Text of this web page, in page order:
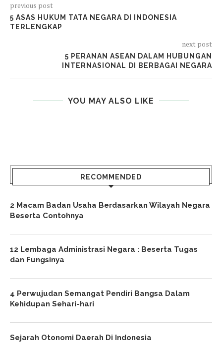
previous post
5 ASAS HUKUM TATA NEGARA DI INDONESIA
TERLENGKAP
next post
5 PERANAN ASEAN DALAM HUBUNGAN
INTERNASIONAL DI BERBAGAI NEGARA
YOU MAY ALSO LIKE
RECOMMENDED
2 Macam Badan Usaha Berdasarkan Wilayah Negara
Beserta Contohnya
12 Lembaga Administrasi Negara : Beserta Tugas
dan Fungsinya
4 Perwujudan Semangat Pendiri Bangsa Dalam
Kehidupan Sehari-hari
Sejarah Otonomi Daerah Di Indonesia